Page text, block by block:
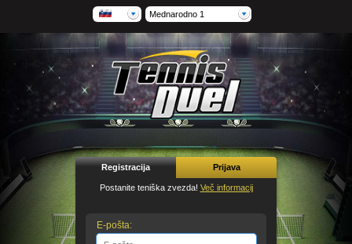
Mednarodno 1
Registracija Prijava
Postanite teniška zvezda! Več informacij
E-pošta: